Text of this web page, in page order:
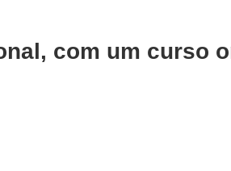
, com um curso